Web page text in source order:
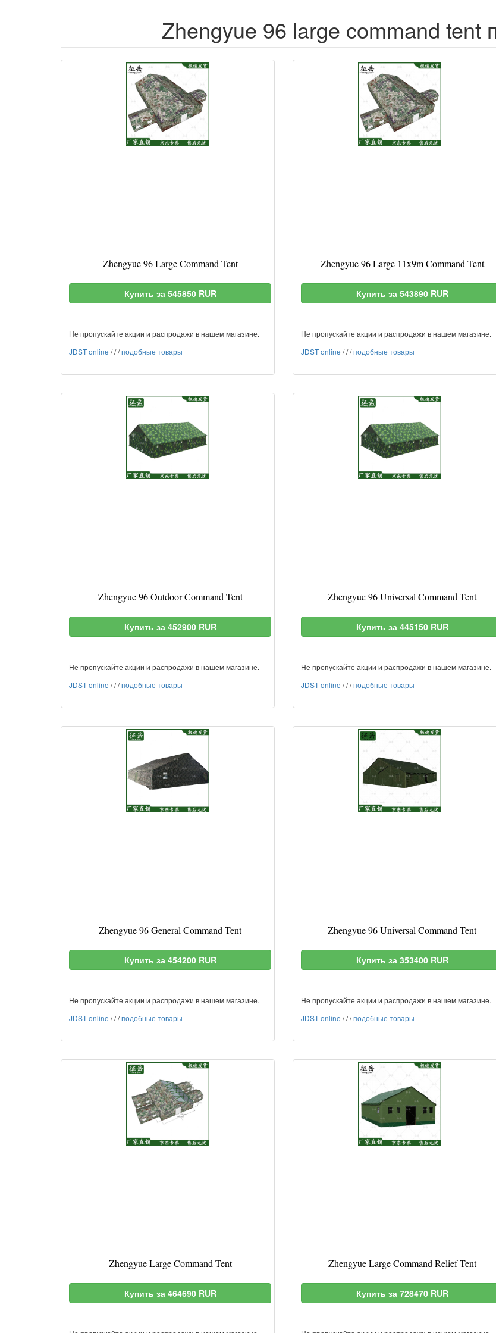
Zhengyue 96 large command tent
Zhengyue 96 Large Command Tent
Купить за 545850 RUR
Не пропускайте акции и распродажи в нашем магазине.
JDST online ///подобные товары
Zhengyue 96 Large 11x9m Command Tent
Купить за 543890 RUR
Не пропускайте акции и распродажи в нашем магазине.
JDST online ///подобные товары
Zhengyue 96 Outdoor Command Tent
Купить за 452900 RUR
Не пропускайте акции и распродажи в нашем магазине.
JDST online ///подобные товары
Zhengyue 96 Universal Command Tent
Купить за 445150 RUR
Не пропускайте акции и распродажи в нашем магазине.
JDST online ///подобные товары
Zhengyue 96 General Command Tent
Купить за 454200 RUR
Не пропускайте акции и распродажи в нашем магазине.
JDST online ///подобные товары
Zhengyue 96 Universal Command Tent
Купить за 353400 RUR
Не пропускайте акции и распродажи в нашем магазине.
JDST online ///подобные товары
Zhengyue Large Command Tent
Купить за 464690 RUR
Zhengyue Large Command Relief Tent
Купить за 728470 RUR